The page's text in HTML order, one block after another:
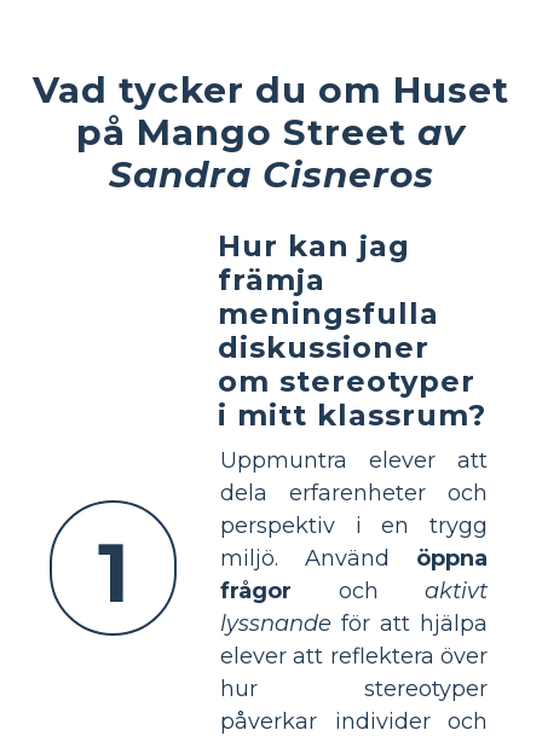
Vad tycker du om Huset
på Mango Street av
Sandra Cisneros
1
Hur kan jag
främja
meningsfulla
diskussioner
om stereotyper
i mitt klassrum?
Uppmuntra elever att
dela erfarenheter och
perspektiv i en trygg
miljö. Använd öppna
frågor och aktivt
lyssnande för att hjälpa
elever att reflektera över
hur stereotyper
påverkar individer och